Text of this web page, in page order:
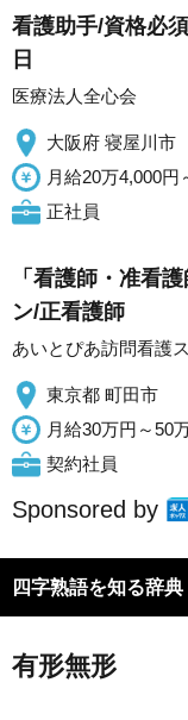
看護助手/資格必
日
医療法人全心会
大阪府 寝屋川市
月給20万4,000円
正社員
「看護師・准看
ン/正看護師
あいとぴあ訪問看護
東京都 町田市
月給30万円～50
契約社員
Sponsored by
四字熟語を知る辞典
有形無形